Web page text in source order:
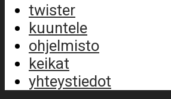
twister
kuuntele
ohjelmisto
keikat
yhteystiedot